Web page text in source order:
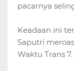
pacarnya
Keadaan ini
Saputri
Waktu Trans 7.